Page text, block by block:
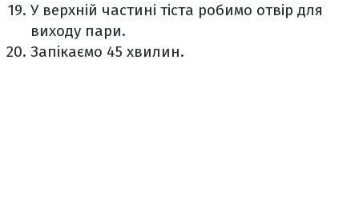
У верхній частині тіста робимо отвір для
виходу пари.
Запікаємо 45 хвилин.